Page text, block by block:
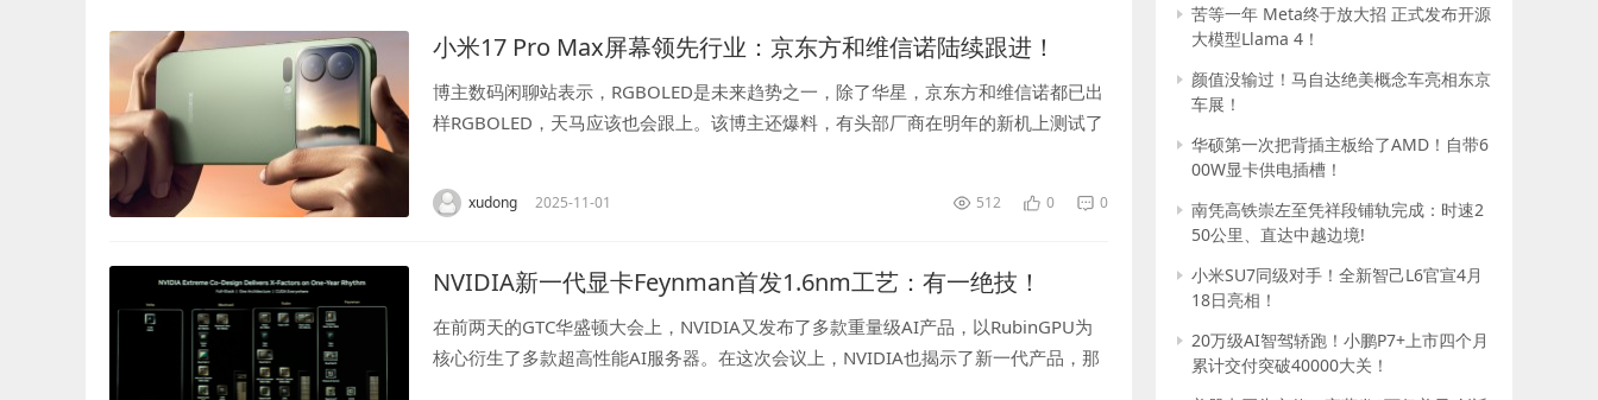
小米17 Pro Max屏幕领先行业：京东方和维信诺陆续跟进！
博主数码闲聊站表示，RGBOLED是未来趋势之一，除了华星，京东方和维信诺都已出
样RGBOLED，天马应该也会跟上。该博主还爆料，有头部厂商在明年的新机上测试了
xudong 2025-11-01 512 0 0
NVIDIA新一代显卡Feynman首发1.6nm工艺：有一绝技！
在前两天的GTC华盛顿大会上，NVIDIA又发布了多款重量级AI产品，以RubinGPU为
核心衍生了多款超高性能AI服务器。在这次会议上，NVIDIA也揭示了新一代产品，那
苦等一年 Meta终于放大招 正式发布开源
大模型Llama 4！
颜值没输过！马自达绝美概念车亮相东京
车展！
华硕第一次把背插主板给了AMD！自带6
00W显卡供电插槽！
南凭高铁崇左至凭祥段铺轨完成：时速2
50公里、直达中越边境!
小米SU7同级对手！全新智己L6官宣4月
18日亮相！
20万级AI智驾轿跑！小鹏P7+上市四个月
累计交付突破40000大关！